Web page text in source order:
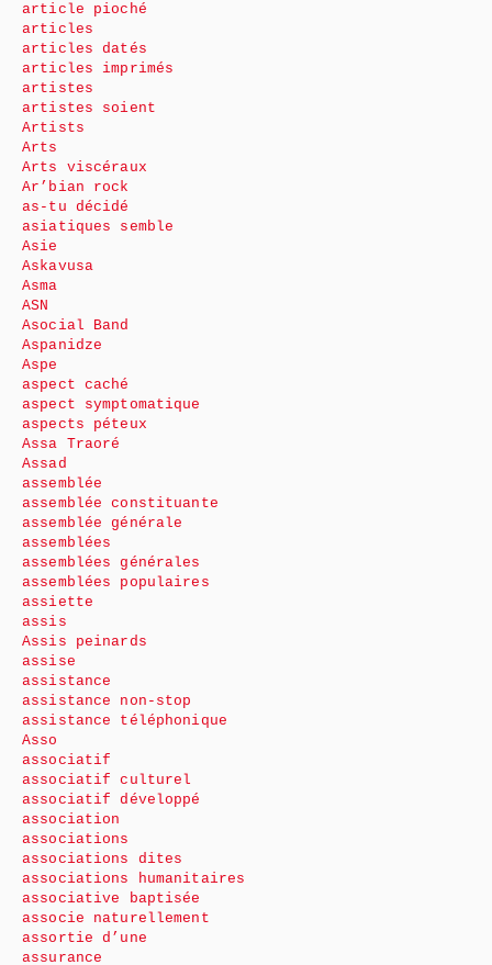
article pioché
articles
articles datés
articles imprimés
artistes
artistes soient
Artists
Arts
Arts viscéraux
Ar’bian rock
as-tu décidé
asiatiques semble
Asie
Askavusa
Asma
ASN
Asocial Band
Aspanidze
Aspe
aspect caché
aspect symptomatique
aspects péteux
Assa Traoré
Assad
assemblée
assemblée constituante
assemblée générale
assemblées
assemblées générales
assemblées populaires
assiette
assis
Assis peinards
assise
assistance
assistance non-stop
assistance téléphonique
Asso
associatif
associatif culturel
associatif développé
association
associations
associations dites
associations humanitaires
associative baptisée
associe naturellement
assortie d’une
assurance